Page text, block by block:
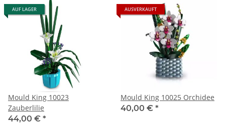
AUF LAGER
Mould King 10023
Zauberlilie
44,00 € *
AUSVERKAUFT
Mould King 10025 Orchidee
40,00 € *